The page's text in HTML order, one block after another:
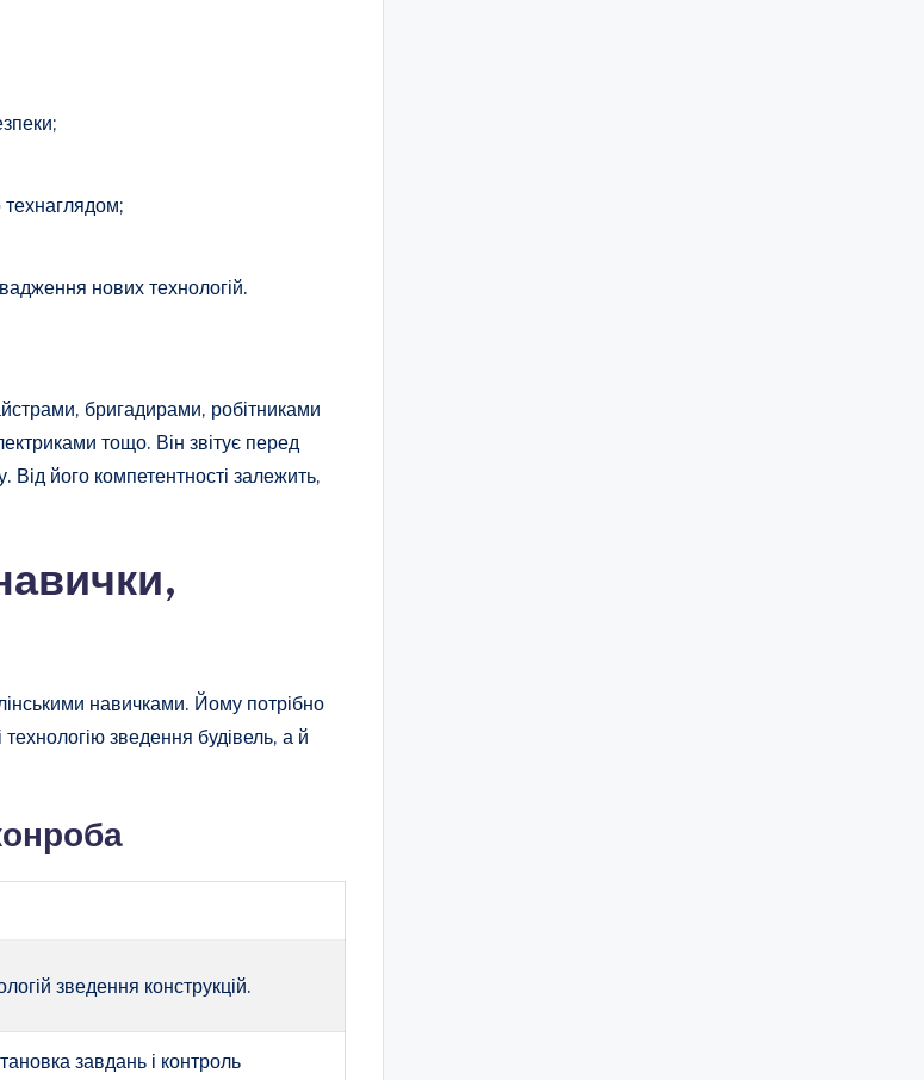
нових технологій.
бригадирами, робітниками
тощо. Він звітує перед
його компетентності залежить,
навичками. Йому потрібно
зведення будівель, а й
зведення конструкцій.
завдань і контроль